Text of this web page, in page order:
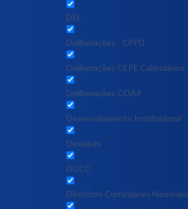
DEL
Deliberações - CPPD
Deliberações CEPE Calendários
Deliberações COAP
Desenvolvimento Institucional
Desjejum
DGCC
Diretrizes Curriculares Nacionais